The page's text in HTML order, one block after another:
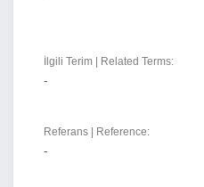
İlgili Terim | Related Terms:
-
Referans | Reference:
-